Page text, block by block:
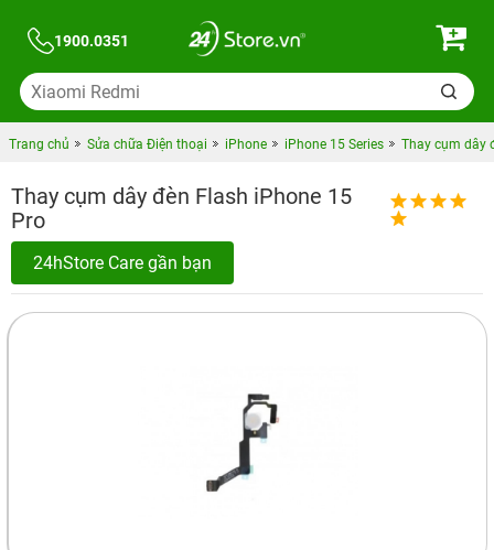
1900.0351
Trang chủ Sửa chữa Điện thoại iPhone iPhone 15 Series Thay cụm dây
Thay cụm dây đèn Flash iPhone 15
Pro
24hStore Care gần bạn